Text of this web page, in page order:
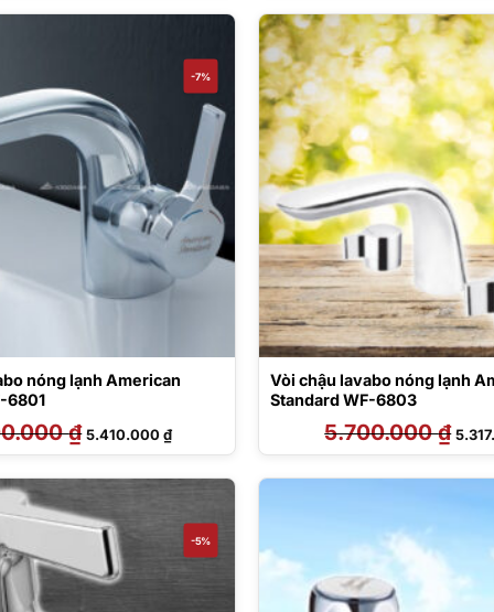
3.467.000 ₫.
-7%
nóng lạnh American
6801
₫ Giá
gốc
là:
5.410.000₫Giá
hiện
tại
5.410.000 ₫.
Vòi chậu lavabo nóng lạnh
Standard WF-6803
5.700.000₫ Giá
gốc
là:
-5%